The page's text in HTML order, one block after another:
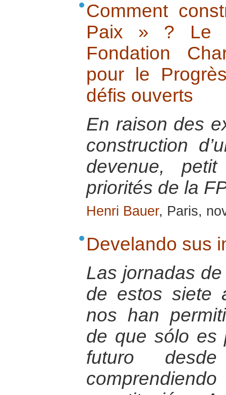
Comment
Paix » ? Le
Fondation
pour le
défis ouverts
En raison des
construction
devenue,
priorités de la
Henri Bauer, Paris,
Develando sus
Las jornadas
de estos siete
nos han
de que sólo es
futuro